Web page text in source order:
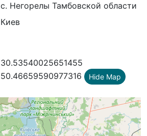
с. Негорелы Тамбовской области
Киев
30.53540025651455
50.46659590977316 Hide Map